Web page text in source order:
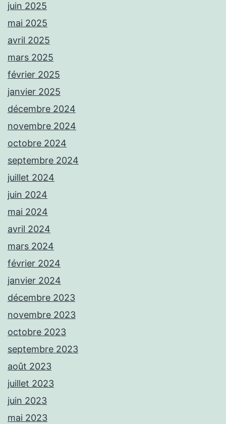
juin 2025
mai 2025
avril 2025
mars 2025
février 2025
janvier 2025
décembre 2024
novembre 2024
octobre 2024
septembre 2024
juillet 2024
juin 2024
mai 2024
avril 2024
mars 2024
février 2024
janvier 2024
décembre 2023
novembre 2023
octobre 2023
septembre 2023
août 2023
juillet 2023
juin 2023
mai 2023